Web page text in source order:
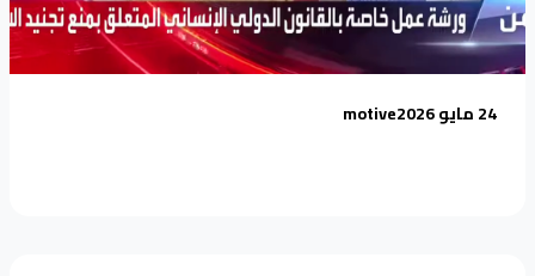
24 مايو 2026 motive